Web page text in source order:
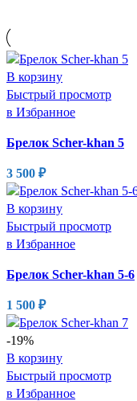
В корзину
Быстрый просмотр
в Избранное
Брелок Scher-khan 5
3 500 ₽
В корзину
Быстрый просмотр
в Избранное
Брелок Scher-khan 5-6
1 500 ₽
-19%
В корзину
Быстрый просмотр
в Избранное